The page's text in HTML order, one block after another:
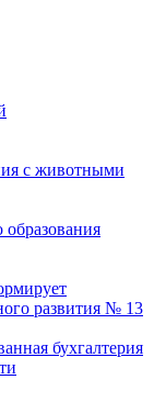
с животными
развития № 13
бухгалтерия